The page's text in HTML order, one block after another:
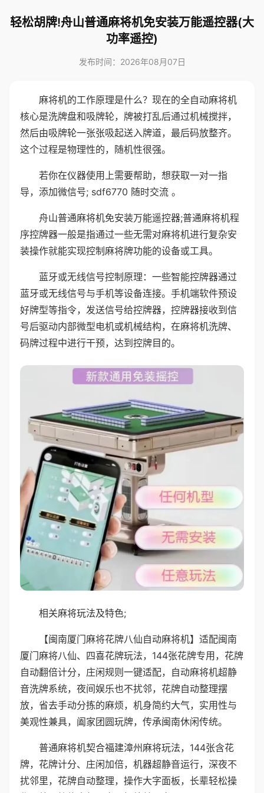
轻松胡牌!舟山普通麻将机免安装万能遥控器(大
功率遥控)
发布时间：2026年08月07日
麻将机的工作原理是什么？现在的全自动麻将机
核心是洗牌盘和吸牌轮，牌被打乱后通过机械搅拌，
然后由吸牌轮一张张吸起送入牌道，最后码放整齐。
这个过程是物理性的，随机性很强。
若你在仪器使用上需要帮助，想获取一对一指
导，添加微信号; sdf6770 随时交流 。
舟山普通麻将机免安装万能遥控器;普通麻将机程
序控牌器一般是指通过一些无需对麻将机进行复杂安
装操作就能实现控制麻将牌功能的设备或工具。
蓝牙或无线信号控制原理：一些智能控牌器通过
蓝牙或无线信号与手机等设备连接。手机端软件预设
好牌型等指令，发送信号给控牌器，控牌器接收到信
号后驱动内部微型电机或机械结构，在麻将机洗牌、
码牌过程中进行干预，达到控牌目的。
相关麻将玩法及特色;
【闽南厦门麻将花牌八仙自动麻将机】适配闽南
厦门麻将八仙、四喜花牌玩法，144张花牌专用，花牌
自动翻倍计分，庄闲规则一键适配，自动麻将机超静
音洗牌系统，夜间娱乐也不扰邻，花牌自动整理摆
放，省去手动分拣的麻烦，机身简约大气，实用性与
美观性兼具，阖家团圆玩牌，传承闽南休闲传统。
普通麻将机契合福建漳州麻将玩法，144张含花
牌，花牌计分、庄闲加倍，机器超静音运行，深夜不
扰邻里，花牌自动整理，操作大字面板，长辈轻松操